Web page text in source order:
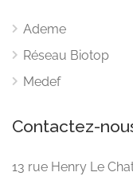
Ademe
Réseau Biotop
Medef
Contactez-
13 rue Henry Le